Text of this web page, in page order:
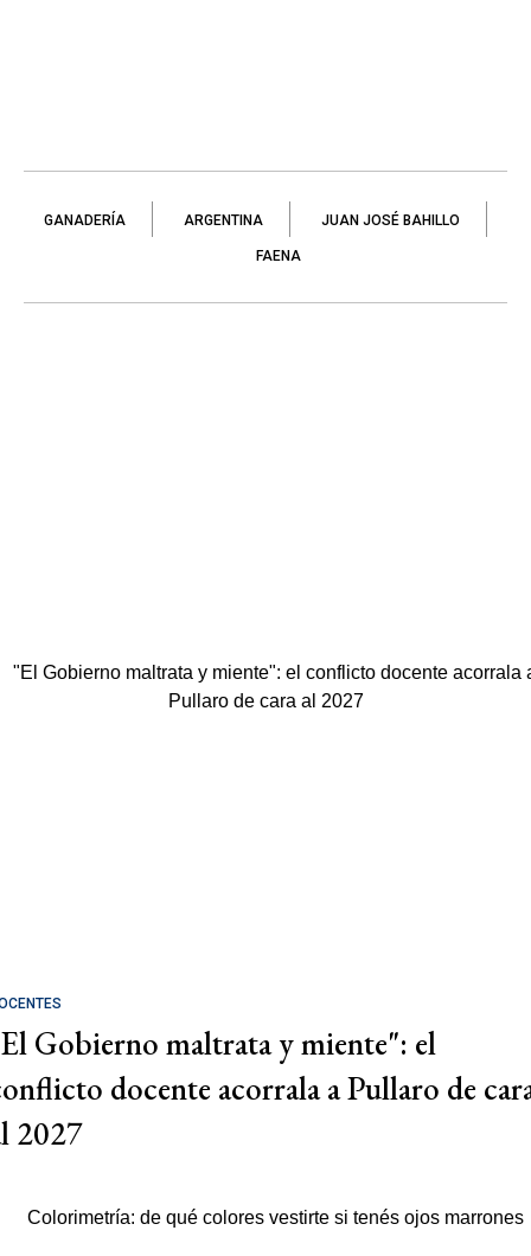
GANADERÍA ARGENTINA JUAN JOSÉ BAHILLO
FAENA
Gobierno maltrata y miente": el
docente acorrala a Pullaro de
2027